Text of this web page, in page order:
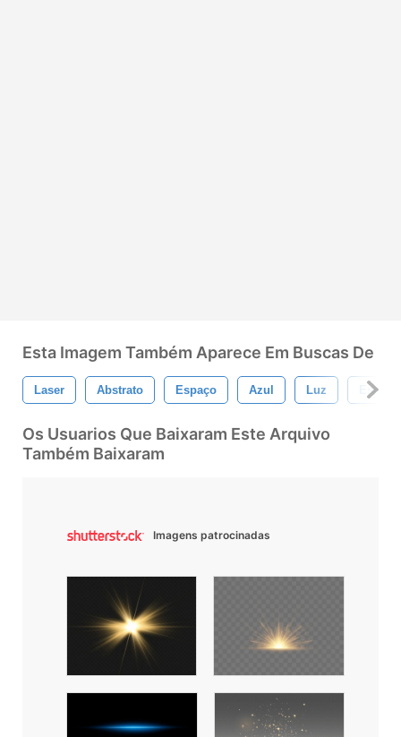
Esta Imagem Também Aparece Em Buscas De
Laser Abstrato Espaço Azul Luz Estrela
Os Usuarios Que Baixaram Este Arquivo
Também Baixaram
Imagens patrocinadas